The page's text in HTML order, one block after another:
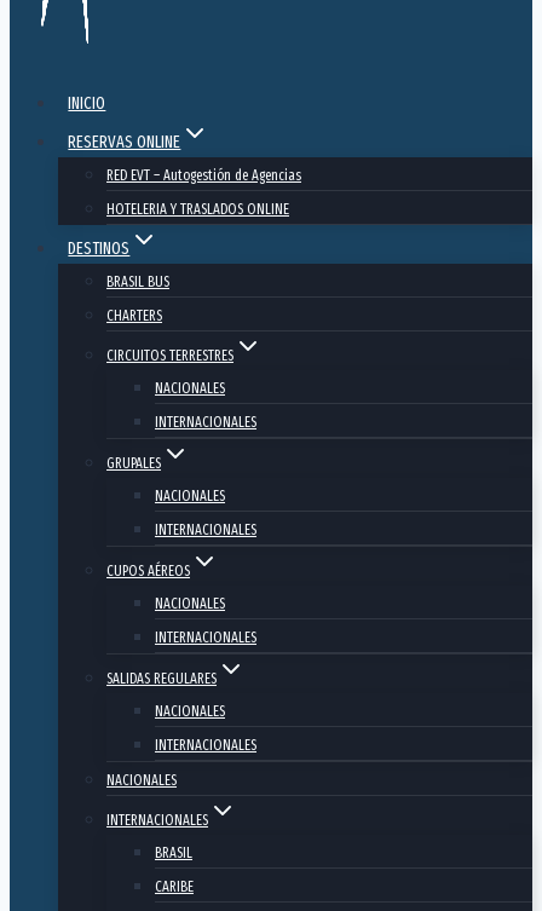
INICIO
RESERVAS ONLINE
RED EVT – Autogestión de Agencias
HOTELERIA Y TRASLADOS ONLINE
DESTINOS
BRASIL BUS
CHARTERS
CIRCUITOS TERRESTRES
NACIONALES
INTERNACIONALES
GRUPALES
NACIONALES
INTERNACIONALES
CUPOS AÉREOS
NACIONALES
INTERNACIONALES
SALIDAS REGULARES
NACIONALES
INTERNACIONALES
NACIONALES
INTERNACIONALES
BRASIL
CARIBE